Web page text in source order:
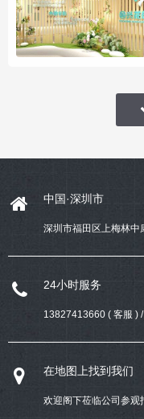
中国·深圳市
深圳市福田区上梅林
24小时服务
13827413660 ( 客服 )
在地图上找到我们
欢迎阁下莅临公司参观